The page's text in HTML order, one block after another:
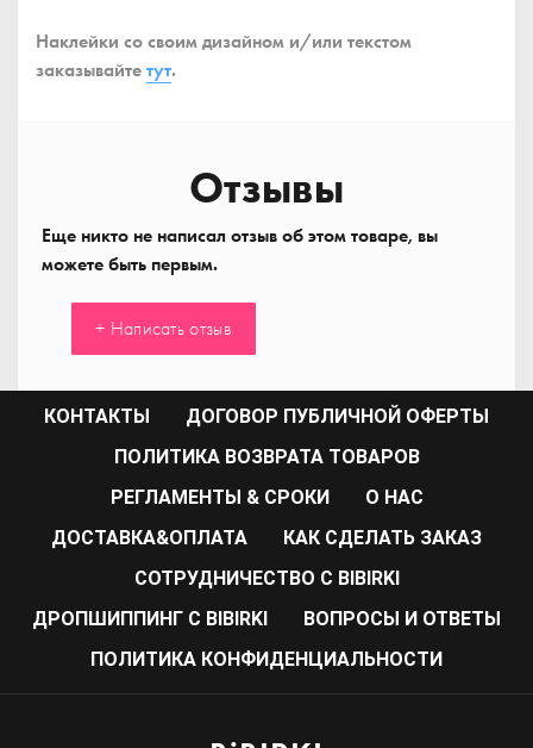
Наклейки со своим дизайном и/или текстом
заказывайтетут.
Отзывы
Еще никто не написал отзыв об этом товаре, вы
можете быть первым.
+ Написать отзыв
КОНТАКТЫ
ДОГОВОР ПУБЛИЧНОЙ ОФЕРТЫ
ПОЛИТИКА ВОЗВРАТА ТОВАРОВ
РЕГЛАМЕНТЫ & СРОКИ
О НАС
ДОСТАВКА&ОПЛАТА
КАК СДЕЛАТЬ ЗАКАЗ
CОТРУДНИЧЕСТВО С BIBIRKI
ДРОПШИППИНГ С BIBIRKI
ВОПРОСЫ И ОТВЕТЫ
ПОЛИТИКА КОНФИДЕНЦИАЛЬНОСТИ